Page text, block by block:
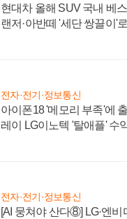
현대차 올해 SUV 국내 베
랜저·아반떼 '세단 쌍끌이'
전자·전기·정보통신
아이폰18 '메모리 부족'에
레이 LG이노텍 '탈애플' 수
전자·전기·정보통신
[AI 뭉쳐야 산다⑧] LG·엔비